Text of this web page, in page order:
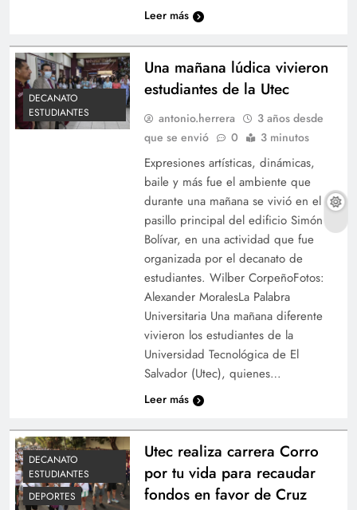
Leer más
DECANATO
ESTUDIANTES
Una mañana lúdica vivieron
estudiantes de la Utec
antonio.herrera
3 años desde
que se envió
0 3 minutos
Expresiones artísticas, dinámicas,
baile y más fue el ambiente que
durante una mañana se vivió en el
pasillo principal del edificio Simón
Bolívar, en una actividad que fue
organizada por el decanato de
estudiantes. Wilber CorpeñoFotos:
Alexander MoralesLa Palabra
Universitaria Una mañana diferente
vivieron los estudiantes de la
Universidad Tecnológica de El
Salvador (Utec), quienes…
Leer más
DECANATO
ESTUDIANTES
DEPORTES
Utec realiza carrera Corro
por tu vida para recaudar
fondos en favor de Cruz